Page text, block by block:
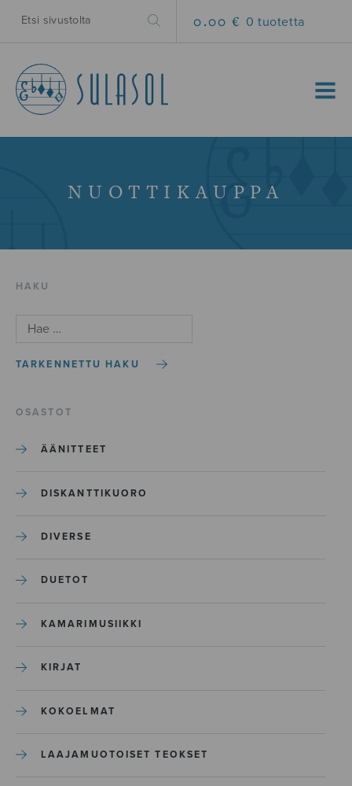
0.00 € 0 tuotetta
MENU
NUOTTIKAUPPA
HAKU
TARKENNETTU HAKU
OSASTOT
ÄÄNITTEET
DISKANTTIKUORO
DIVERSE
DUETOT
KAMARIMUSIIKKI
KIRJAT
KOKOELMAT
LAAJAMUOTOISET TEOKSET